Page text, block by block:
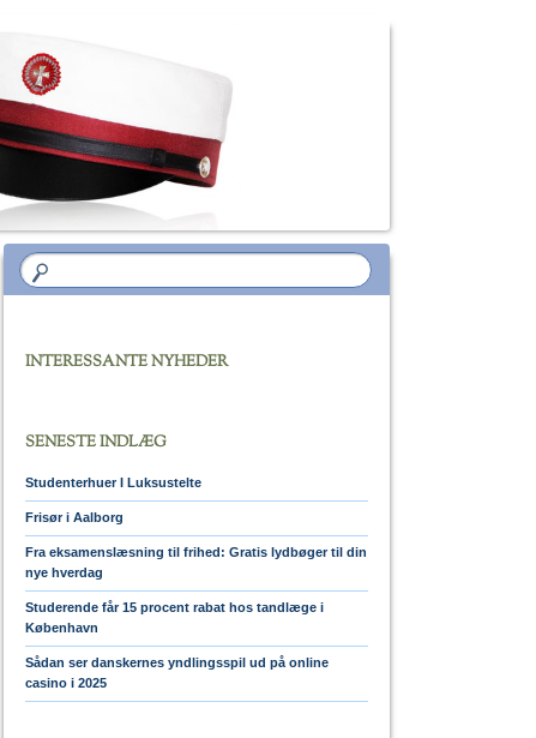
INTERESSANTE NYHEDER
SENESTE INDLÆG
Studenterhuer I Luksustelte
Frisør i Aalborg
Fra eksamenslæsning til frihed: Gratis lydbøger til din
nye hverdag
Studerende får 15 procent rabat hos tandlæge i
København
Sådan ser danskernes yndlingsspil ud på online
casino i 2025